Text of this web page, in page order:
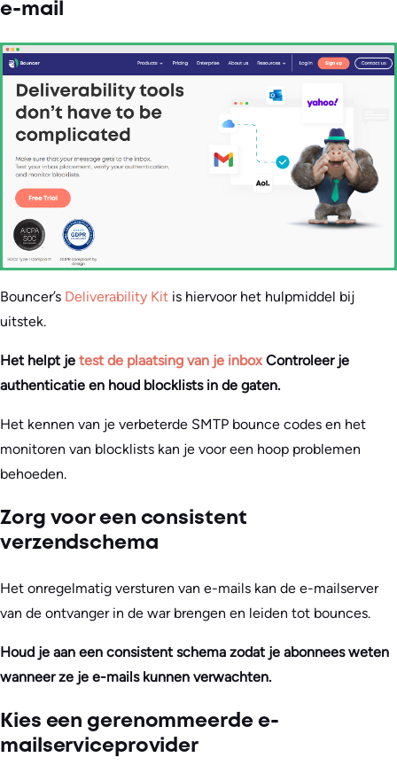
e-mail
Bouncer’s Deliverability Kit is hiervoor het hulpmiddel bij
uitstek.
Het helpt je test de plaatsing van je inbox Controleer je
authenticatie en houd blocklists in de gaten.
Het kennen van je verbeterde SMTP bounce codes en het
monitoren van blocklists kan je voor een hoop problemen
behoeden.
Zorg voor een consistent
verzendschema
Het onregelmatig versturen van e-mails kan de e-mailserver
van de ontvanger in de war brengen en leiden tot bounces.
Houd je aan een consistent schema zodat je abonnees weten
wanneer ze je e-mails kunnen verwachten.
Kies een gerenommeerde e-
mailserviceprovider